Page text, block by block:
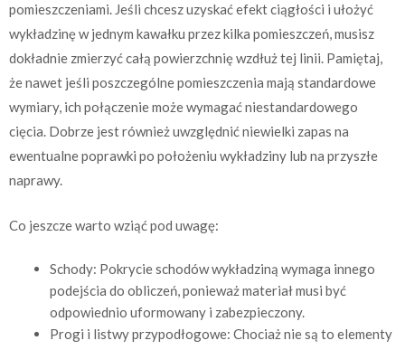
pomieszczeniami. Jeśli chcesz uzyskać efekt ciągłości i ułożyć
wykładzinę w jednym kawałku przez kilka pomieszczeń, musisz
dokładnie zmierzyć całą powierzchnię wzdłuż tej linii. Pamiętaj,
że nawet jeśli poszczególne pomieszczenia mają standardowe
wymiary, ich połączenie może wymagać niestandardowego
cięcia. Dobrze jest również uwzględnić niewielki zapas na
ewentualne poprawki po położeniu wykładziny lub na przyszłe
naprawy.
Co jeszcze warto wziąć pod uwagę:
Schody: Pokrycie schodów wykładziną wymaga innego
podejścia do obliczeń, ponieważ materiał musi być
odpowiednio uformowany i zabezpieczony.
Progi i listwy przypodłogowe: Chociaż nie są to elementy